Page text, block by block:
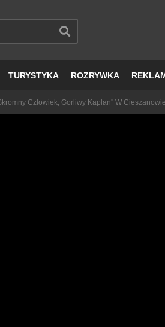
TURYSTYKA ROZRYWKA
Człowiek, Gorliwy Kapłan'' W Cieszanowie